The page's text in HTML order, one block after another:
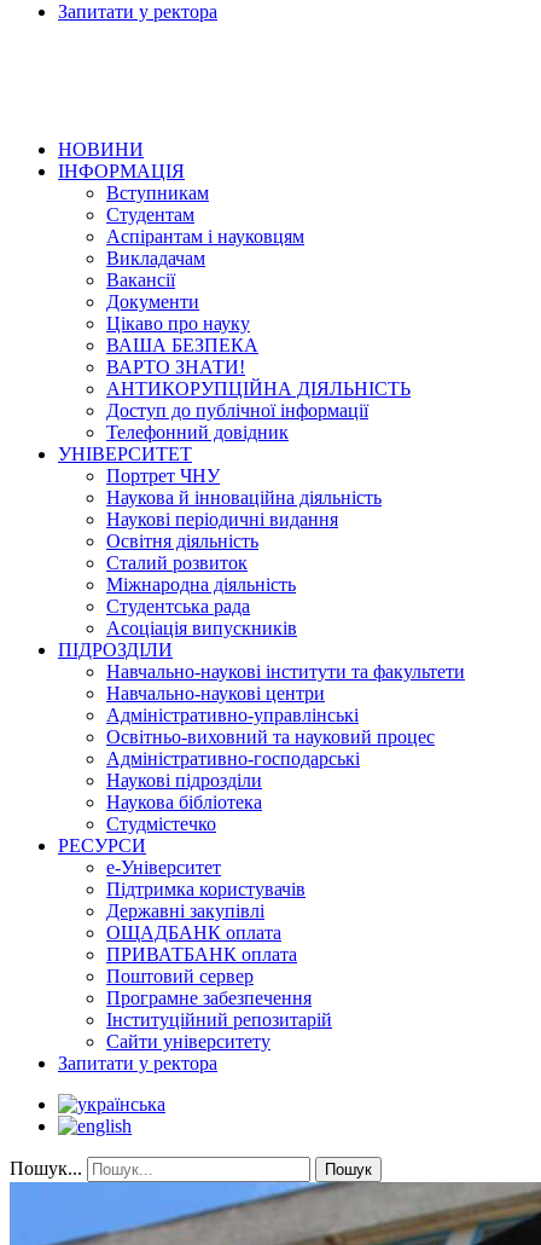
Запитати у ректора
НОВИНИ
ІНФОРМАЦІЯ
Вступникам
Студентам
Аспірантам і науковцям
Викладачам
Вакансії
Документи
Цікаво про науку
ВАША БЕЗПЕКА
ВАРТО ЗНАТИ!
АНТИКОРУПЦІЙНА ДІЯЛЬНІСТЬ
Доступ до публічної інформації
Телефонний довідник
УНІВЕРСИТЕТ
Портрет ЧНУ
Наукова й інноваційна діяльність
Наукові періодичні видання
Освітня діяльність
Сталий розвиток
Міжнародна діяльність
Студентська рада
Асоціація випускників
ПІДРОЗДІЛИ
Навчально-наукові інститути та факультети
Навчально-наукові центри
Адміністративно-управлінські
Освітньо-виховний та науковий процес
Адміністративно-господарські
Наукові підрозділи
Наукова бібліотека
Студмістечко
РЕСУРСИ
е-Університет
Підтримка користувачів
Державні закупівлі
ОЩАДБАНК оплата
ПРИВАТБАНК оплата
Поштовий сервер
Програмне забезпечення
Інституційний репозитарій
Сайти університету
Запитати у ректора
Пошук... Пошук